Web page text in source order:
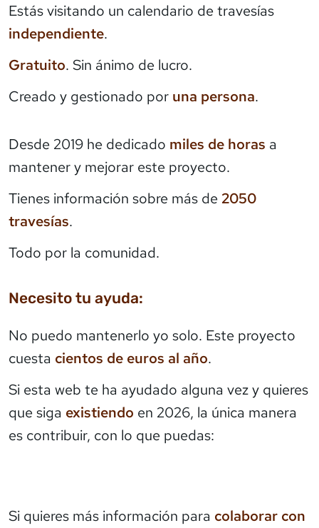
Estás visitando un calendario de travesías
independiente.
Gratuito. Sin ánimo de lucro.
Creado y gestionado por una persona.
Desde 2019 he dedicado miles de horas a
mantener y mejorar este proyecto.
Tienes información sobre más de 2050
travesías.
Todo por la comunidad.
Necesito tu ayuda:
No puedo mantenerlo yo solo. Este proyecto
cuesta cientos de euros al año.
Si esta web te ha ayudado alguna vez y quieres
que siga existiendo en 2026, la única manera
es contribuir, con lo que puedas:
Si quieres más información para colaborar con